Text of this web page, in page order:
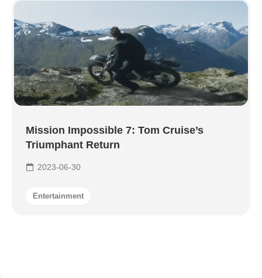
Mission Impossible 7: Tom Cruise’s
Triumphant Return
2023-06-30
Entertainment